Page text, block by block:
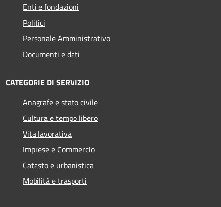
Enti e fondazioni
Politici
Personale Amministrativo
Documenti e dati
CATEGORIE DI SERVIZIO
Anagrafe e stato civile
Cultura e tempo libero
Vita lavorativa
Imprese e Commercio
Catasto e urbanistica
Mobilità e trasporti